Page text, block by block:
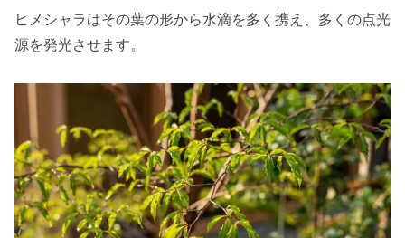
ヒメシャラはその葉の形から水滴を多く携え、多くの点光
源を発光させます。